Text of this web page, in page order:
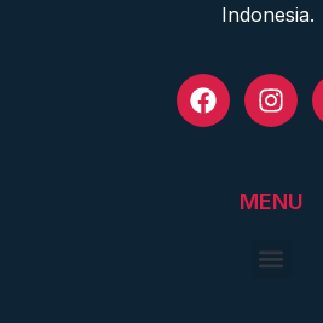
Indonesia.
MENU